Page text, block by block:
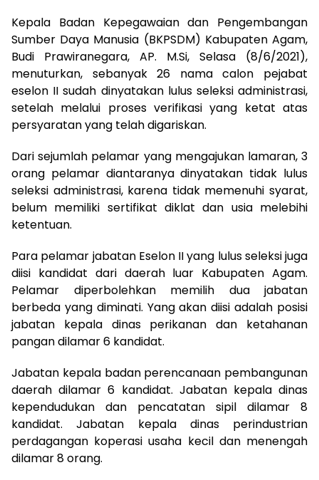
Kepala Badan Kepegawaian dan Pengembangan
Sumber Daya Manusia (BKPSDM) Kabupaten Agam,
Budi Prawiranegara, AP. M.Si, Selasa (8/6/2021),
menuturkan, sebanyak 26 nama calon pejabat
eselon II sudah dinyatakan lulus seleksi administrasi,
setelah melalui proses verifikasi yang ketat atas
persyaratan yang telah digariskan.
Dari sejumlah pelamar yang mengajukan lamaran, 3
orang pelamar diantaranya dinyatakan tidak lulus
seleksi administrasi, karena tidak memenuhi syarat,
belum memiliki sertifikat diklat dan usia melebihi
ketentuan.
Para pelamar jabatan Eselon II yang lulus seleksi juga
diisi kandidat dari daerah luar Kabupaten Agam.
Pelamar diperbolehkan memilih dua jabatan
berbeda yang diminati. Yang akan diisi adalah posisi
jabatan kepala dinas perikanan dan ketahanan
pangan dilamar 6 kandidat.
Jabatan kepala badan perencanaan pembangunan
daerah dilamar 6 kandidat. Jabatan kepala dinas
kependudukan dan pencatatan sipil dilamar 8
kandidat. Jabatan kepala dinas perindustrian
perdagangan koperasi usaha kecil dan menengah
dilamar 8 orang.